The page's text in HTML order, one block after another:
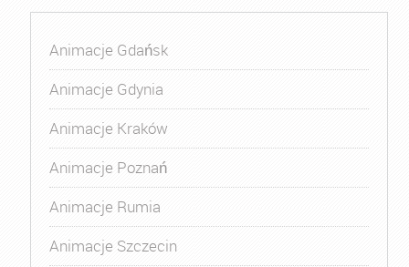
Animacje Gdańsk
Animacje Gdynia
Animacje Kraków
Animacje Poznań
Animacje Rumia
Animacje Szczecin